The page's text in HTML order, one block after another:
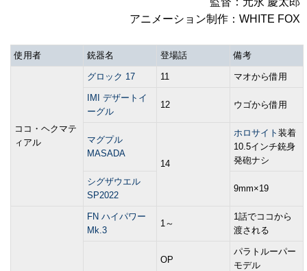
アニメーション制作：WHITE FOX
使用者 銃器名 登場話 備考
ココ・ヘクマテ
ィアル
グロック 17 11 マオから借用
IMI デザートイ
ーグル
12 ウゴから借用
マグプル
MASADA
14
ホロサイト 装着
10.5インチ銃身
発砲ナシ
シグザウエル
SP2022
9mm×19
FN ハイパワー
Mk.3
1～
1話でココから
渡される
OP
パラトルーパー
モデル